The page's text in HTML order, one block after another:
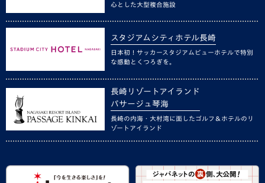
心とした大型複合施設
スタジアムシティホテル長崎
日本初！サッカースタジアムビューホテルで特別
な感動とくつろぎを。
長崎リゾートアイランド
パサージュ琴海
長崎の内海・大村湾に面したゴルフ＆ホテルのリ
ゾートアイランド